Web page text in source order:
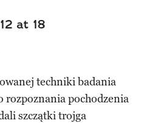
at 18
techniki badania
rozpoznania pochodzenia
szczątki trojga